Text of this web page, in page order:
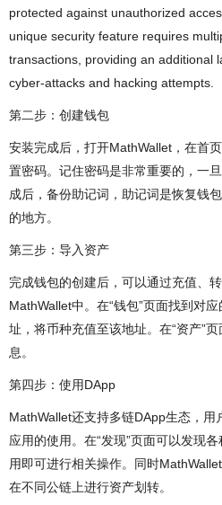
protected against unauthorized
unique security feature requires
transactions, providing an additional
cyber-attacks and hacking attempts.
第二步：创建钱包
安装完成后，打开MathWallet，在首
置密码。记住密码是非常重要的，一
成后，备份助记词，助记词是恢复钱
的地方。
第三步：导入资产
完成钱包的创建后，可以通过充值、
MathWallet中。在“钱包”页面找到对
址，将币种充值至该地址。在“资产”
息。
第四步：使用DApp
MathWallet还支持多链DApp生态，
应用的使用。在“发现”页面可以发现
用即可进行相关操作。同时
在不同公链上进行资产划转。